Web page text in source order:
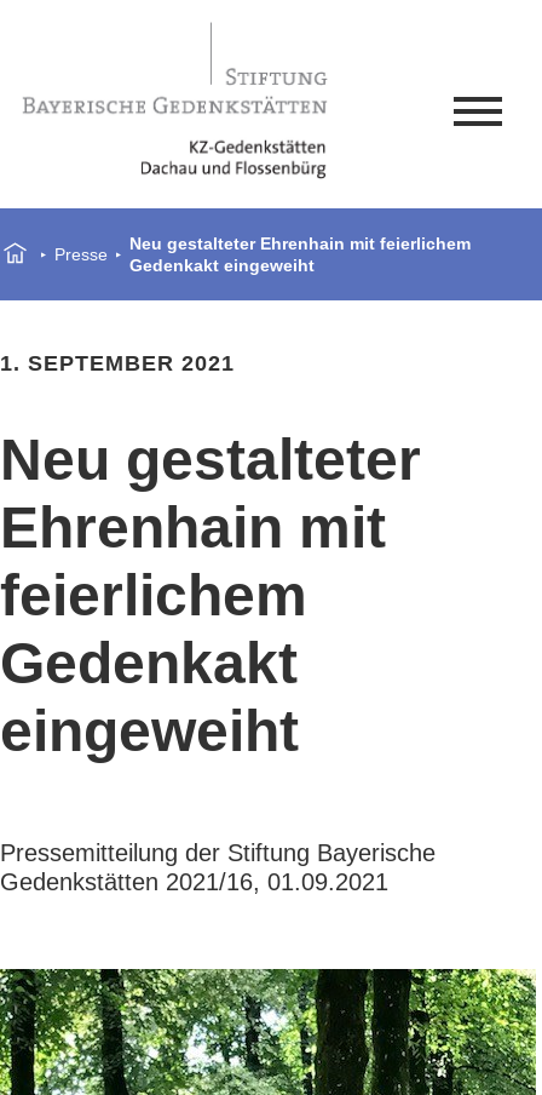
Presse
Neu gestalteter Ehrenhain mit feierlichem
Gedenkakt eingeweiht
1. SEPTEMBER 2021
Neu gestalteter
Ehrenhain mit
feierlichem
Gedenkakt
eingeweiht
Pressemitteilung der Stiftung Bayerische
Gedenkstätten 2021/16, 01.09.2021